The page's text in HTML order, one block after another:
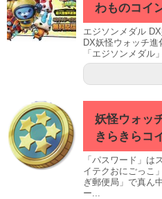
わものコイ
エジソンメダル
DX妖怪ウォッチ進
「エジソンメダル
妖怪ウォ
きらきらコ
「パスワード」は
イテクおにごっこ
ぎ郵便局」で真ん
ー...